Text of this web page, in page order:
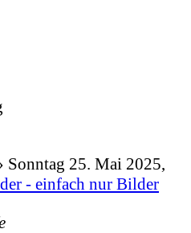
Sonntag 25. Mai 2025,
- einfach nur Bilder